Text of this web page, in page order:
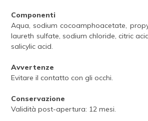
Componenti
Aqua, sodium cocoamphoacetate,
laureth sulfate, sodium chloride, citric
salicylic acid.
Avvertenze
Evitare il contatto con gli occhi.
Conservazione
Validità post-apertura: 12 mesi.